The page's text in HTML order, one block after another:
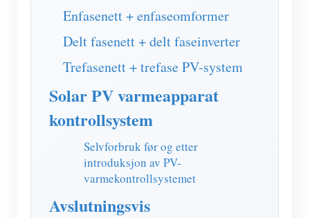
Enfasenett + enfaseomformer
Delt fasenett + delt faseinverter
Trefasenett + trefase PV-system
Solar PV varmeapparat
kontrollsystem
Selvforbruk før og etter
introduksjon av PV-
varmekontrollsystemet
Avslutningsvis